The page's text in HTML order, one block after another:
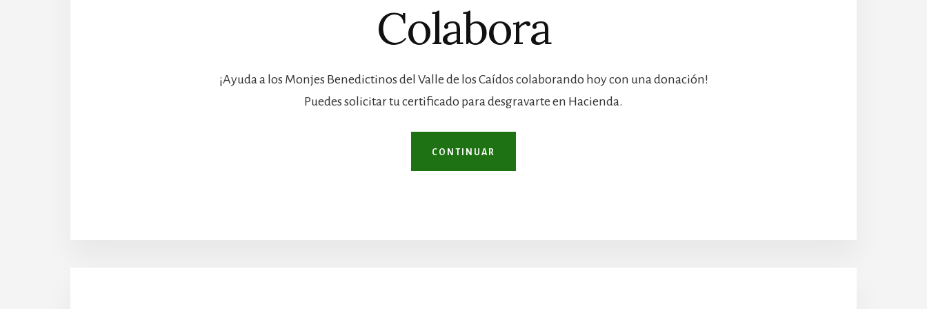
Colabora
¡Ayuda a los Monjes Benedictinos del Valle de los Caídos colaborando hoy con una donación!
Puedes solicitar tu certificado para desgravarte en Hacienda.
CONTINUAR